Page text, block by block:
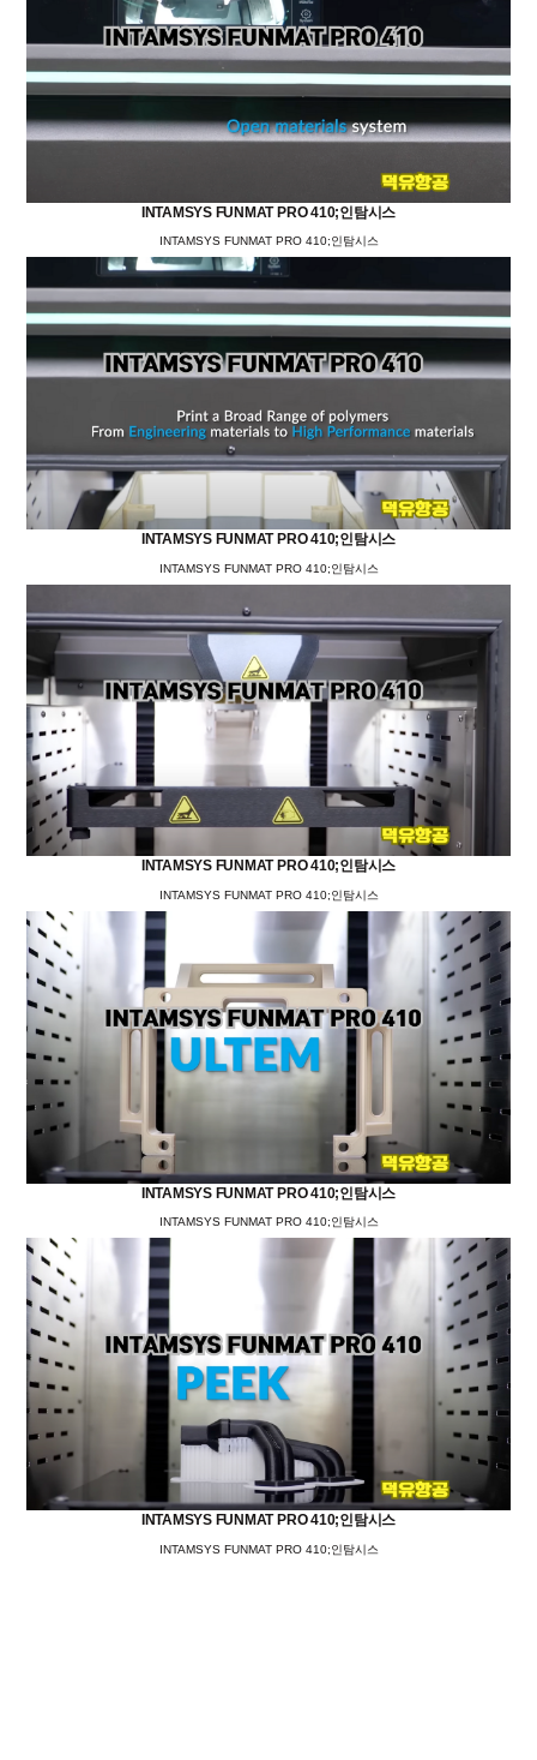
INTAMSYS FUNMAT PRO 410;인탐시스
INTAMSYS FUNMAT PRO 410;인탐시스
INTAMSYS FUNMAT PRO 410;인탐시스
INTAMSYS FUNMAT PRO 410;인탐시스
INTAMSYS FUNMAT PRO 410;인탐시스
INTAMSYS FUNMAT PRO 410;인탐시스
INTAMSYS FUNMAT PRO 410;인탐시스
INTAMSYS FUNMAT PRO 410;인탐시스
INTAMSYS FUNMAT PRO 410;인탐시스
INTAMSYS FUNMAT PRO 410;인탐시스